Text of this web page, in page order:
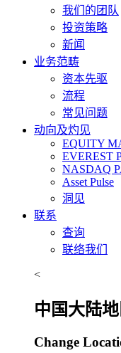
我们的团队
投资策略
新闻
业务范畴
资本先驱
流程
常见问题
动向及灼见
EQUITY
EVEREST
NASDAQ
Asset Pulse
洞见
联系
查询
联络我们
<
中国大陆
Change